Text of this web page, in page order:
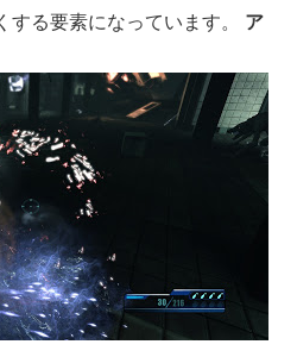
する要素になっています。 ア